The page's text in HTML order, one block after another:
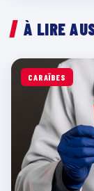
À LIRE
CARAÏBES